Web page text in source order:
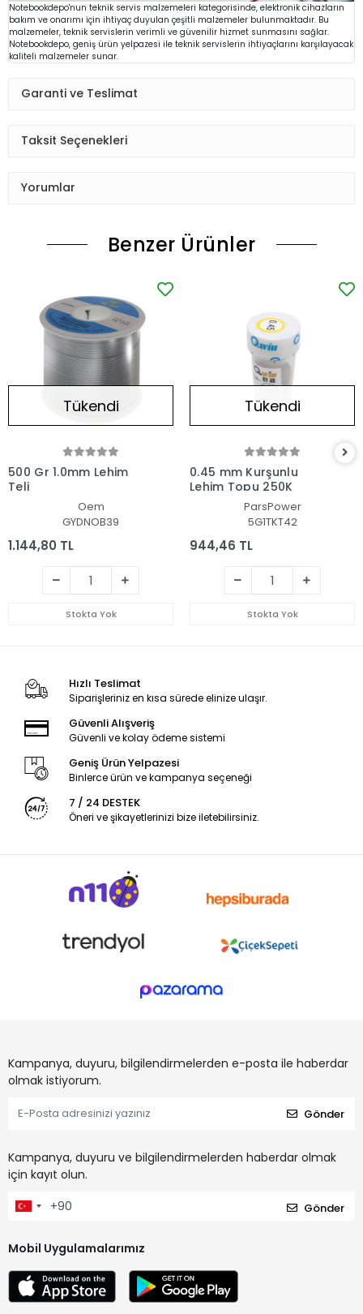
Notebookdepo'nun teknik servis malzemeleri kategorisinde, elektronik cihazların
bakım ve onarımı için ihtiyaç duyulan çeşitli malzemeler bulunmaktadır. Bu
malzemeler, teknik servislerin verimli ve güvenilir hizmet sunmasını sağlar.
Notebookdepo, geniş ürün yelpazesi ile teknik servislerin ihtiyaçlarını karşılayacak
kaliteli malzemeler sunar.
Garanti ve Teslimat
Taksit Seçenekleri
Yorumlar
Benzer Ürünler
Tükendi
500 Gr 1.0mm Lehim
Teli
Oem
GYDNOB39
1.144,80 TL
Stokta Yok
Tükendi
0.45 mm Kurşunlu
Lehim Topu 250K
ParsPower
5G1TKT42
944,46 TL
Stokta Yok
Hızlı Teslimat
Siparişleriniz en kısa sürede elinize ulaşır.
Güvenli Alışveriş
Güvenli ve kolay ödeme sistemi
Geniş Ürün Yelpazesi
Binlerce ürün ve kampanya seçeneği
7 / 24 DESTEK
Öneri ve şikayetlerinizi bize iletebilirsiniz.
Kampanya, duyuru, bilgilendirmelerden e-posta ile haberdar
olmak istiyorum.
Gönder
Kampanya, duyuru ve bilgilendirmelerden haberdar olmak
için kayıt olun.
Gönder
Mobil Uygulamalarımız